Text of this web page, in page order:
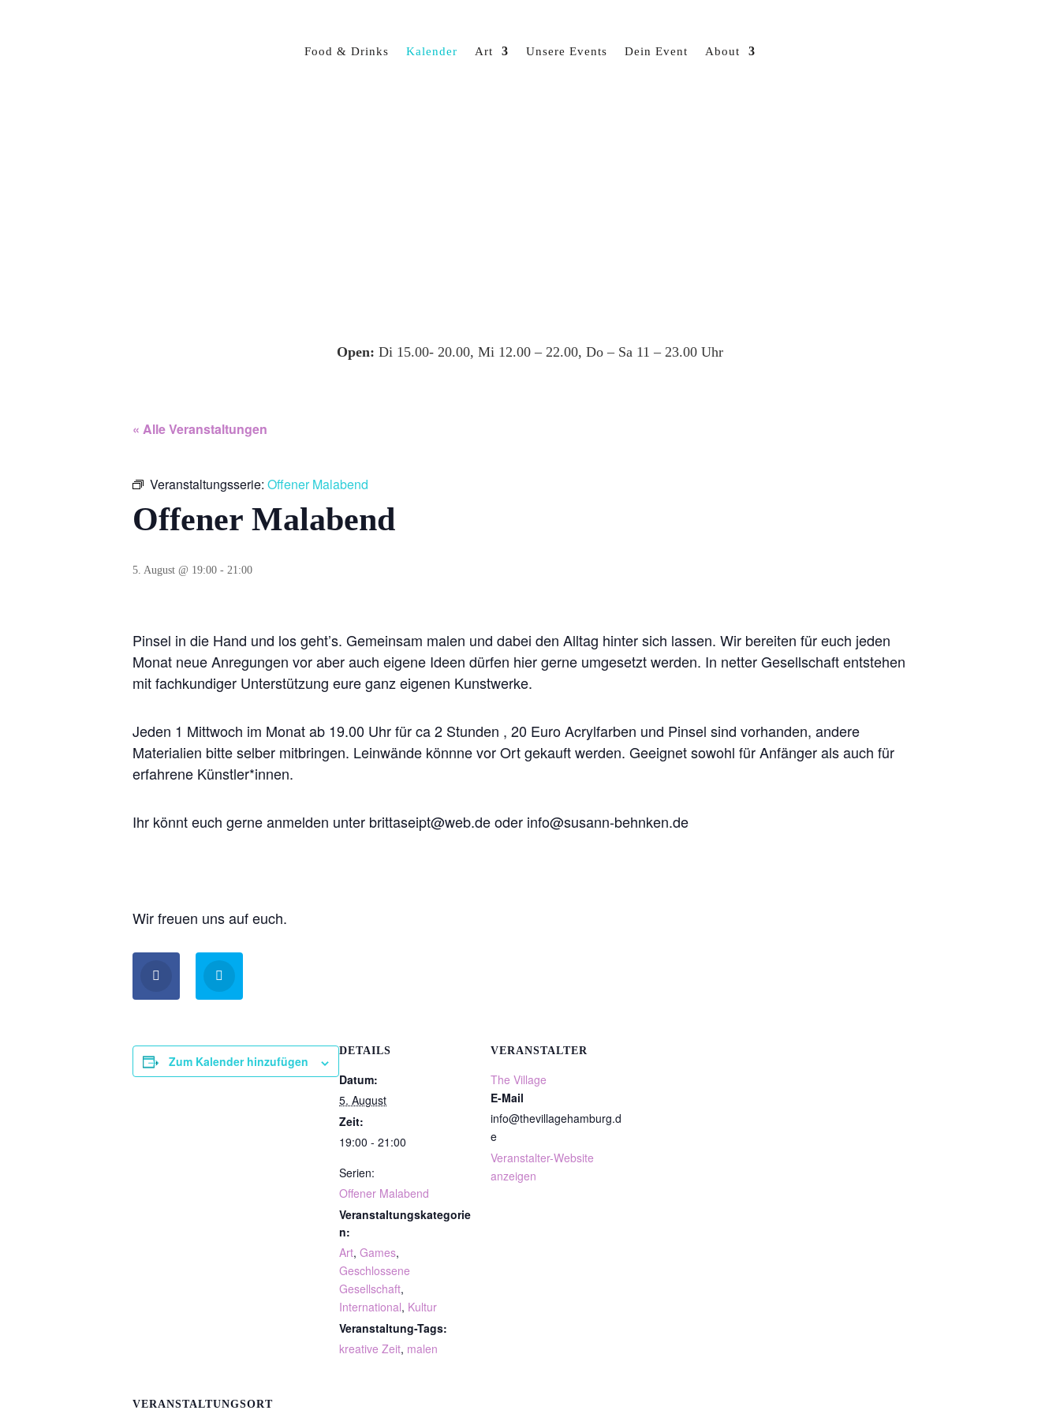
Food & Drinks Kalender Art Unsere Events Dein Event About
Open: Di 15.00- 20.00, Mi 12.00 – 22.00, Do – Sa 11 – 23.00 Uhr
« Alle Veranstaltungen
Veranstaltungsserie: Offener Malabend
Offener Malabend
5. August @ 19:00 - 21:00
Pinsel in die Hand und los geht’s. Gemeinsam malen und dabei den Alltag hinter sich lassen. Wir bereiten für euch jeden
Monat neue Anregungen vor aber auch eigene Ideen dürfen hier gerne umgesetzt werden. In netter Gesellschaft entstehen
mit fachkundiger Unterstützung eure ganz eigenen Kunstwerke.
Jeden 1 Mittwoch im Monat ab 19.00 Uhr für ca 2 Stunden , 20 Euro Acrylfarben und Pinsel sind vorhanden, andere
Materialien bitte selber mitbringen. Leinwände könnne vor Ort gekauft werden. Geeignet sowohl für Anfänger als auch für
erfahrene Künstler*innen.
Ihr könnt euch gerne anmelden unter brittaseipt@web.de oder info@susann-behnken.de
Wir freuen uns auf euch.
Zum Kalender hinzufügen
DETAILS
Datum:
5. August
Zeit:
19:00 - 21:00
Serien:
Offener Malabend
Veranstaltungskategorie
n:
Art, Games,
Geschlossene
Gesellschaft,
International, Kultur
Veranstaltung-Tags:
kreative Zeit, malen
VERANSTALTER
The Village
E-Mail
info@thevillagehamburg.d
e
Veranstalter-Website
anzeigen
VERANSTALTUNGSORT